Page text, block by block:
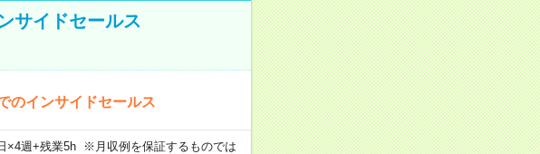
サイドセールス
のインサイドセールス
週+残業5h ※月収例を保証するものでは